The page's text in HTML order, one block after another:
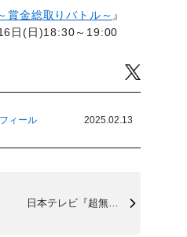
賞金総取りバトル～ 』
日(日)18:30～19:00
ィール 2025.02.13
日本テレビ『超無敵クラス』2/16(日)...